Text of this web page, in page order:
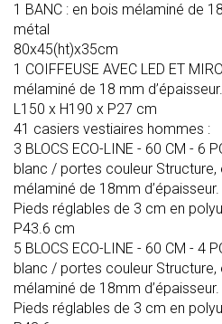
1 BANC : en bois mélaminé de
métal
80x45(ht)x35cm
1 COIFFEUSE AVEC LED ET
mélaminé de 18 mm d’épaisseur.
L150 x H190 x P27 cm
41 casiers vestiaires hommes :
3 BLOCS ECO-LINE - 60 CM - 6
blanc / portes couleur
mélaminé de 18mm d’épaisseur.
Pieds réglables de 3 cm en
P43.6 cm
5 BLOCS ECO-LINE - 60 CM - 4
blanc / portes couleur
mélaminé de 18mm d’épaisseur.
Pieds réglables de 3 cm en